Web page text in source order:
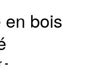
en bois